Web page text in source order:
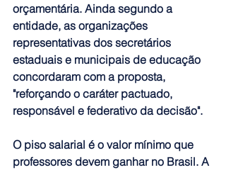
orçamentária. Ainda segundo a
entidade, as organizações
representativas dos secretários
estaduais e municipais de educação
concordaram com a proposta,
"reforçando o caráter pactuado,
responsável e federativo da decisão".
O piso salarial é o valor mínimo que
professores devem ganhar no Brasil. A